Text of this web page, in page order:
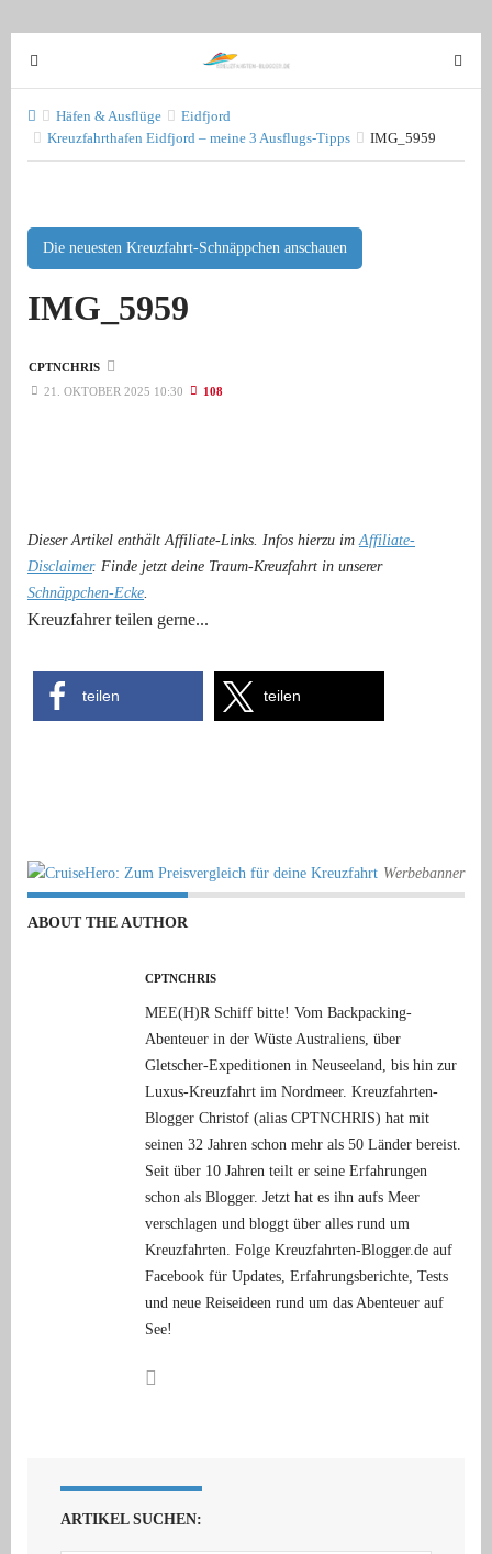
T
o
g
g
l
v
i
g
t
T
o
l
Häfen & Ausflüge
Eidfjord
Kreuzfahrthafen Eidfjord – meine 3 Ausflugs-Tipps
IMG_5959
Die neuesten Kreuzfahrt-Schnäppchen anschauen
IMG_5959
CPTNCHRIS
21. OKTOBER 2025 10:30
108
Dieser Artikel enthält Affiliate-Links. Infos hierzu imAffiliate-
Disclaimer. Finde jetzt deine Traum-Kreuzfahrt in unserer
Schnäppchen-Ecke.
Kreuzfahrer teilen gerne...
teilen teilen
Werbebanner
ABOUT THE AUTHOR
CPTNCHRIS
MEE(H)R Schiff bitte! Vom Backpacking-
Abenteuer in der Wüste Australiens, über
Gletscher-Expeditionen in Neuseeland, bis hin zur
Luxus-Kreuzfahrt im Nordmeer. Kreuzfahrten-
Blogger Christof (alias CPTNCHRIS) hat mit
seinen 32 Jahren schon mehr als 50 Länder bereist.
Seit über 10 Jahren teilt er seine Erfahrungen
schon als Blogger. Jetzt hat es ihn aufs Meer
verschlagen und bloggt über alles rund um
Kreuzfahrten. Folge Kreuzfahrten-Blogger.de auf
Facebook für Updates, Erfahrungsberichte, Tests
und neue Reiseideen rund um das Abenteuer auf
See!
ARTIKEL SUCHEN: